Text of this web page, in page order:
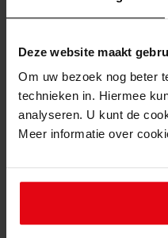
Deze website maakt
Om uw bezoek nog beter
technieken in. Hiermee
analyseren. U kunt de
Meer informatie over
Datum vergunning:
17-06-2003
Adres:
Nieuw adres:
Medemblik, Baanweydt